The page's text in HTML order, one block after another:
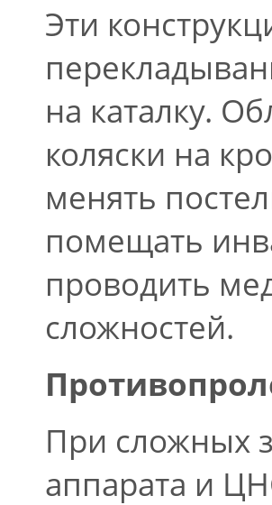
Эти
на каталку.
коляски на
менять
помещать
проводить
сложностей.
При сложных
аппарата и